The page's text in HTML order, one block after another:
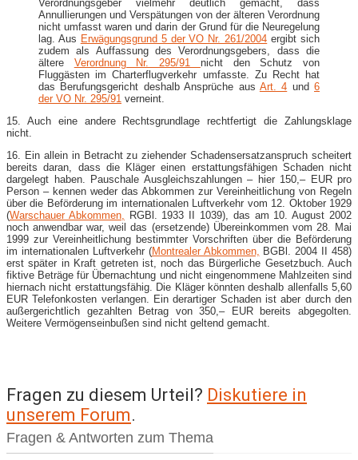
Verordnungsgeber vielmehr deutlich gemacht, dass
Annullierungen und Verspätungen von der älteren Verordnung
nicht umfasst waren und darin der Grund für die Neuregelung
lag. Aus Erwägungsgrund 5 der VO Nr. 261/2004 ergibt sich
zudem als Auffassung des Verordnungsgebers, dass die
ältere Verordnung Nr. 295/91 nicht den Schutz von
Fluggästen im Charterflugverkehr umfasste. Zu Recht hat
das Berufungsgericht deshalb Ansprüche aus Art. 4 und 6
der VO Nr. 295/91 verneint.
15. Auch eine andere Rechtsgrundlage rechtfertigt die Zahlungsklage
nicht.
16. Ein allein in Betracht zu ziehender Schadensersatzanspruch scheitert
bereits daran, dass die Kläger einen erstattungsfähigen Schaden nicht
dargelegt haben. Pauschale Ausgleichszahlungen – hier 150,– EUR pro
Person – kennen weder das Abkommen zur Vereinheitlichung von Regeln
über die Beförderung im internationalen Luftverkehr vom 12. Oktober 1929
(Warschauer Abkommen,
RGBl. 1933 II 1039), das am 10. August 2002
noch anwendbar war, weil das (ersetzende) Übereinkommen vom 28. Mai
1999 zur Vereinheitlichung bestimmter Vorschriften über die Beförderung
im internationalen Luftverkehr (Montrealer Abkommen, BGBl. 2004 II 458)
erst später in Kraft getreten ist, noch das Bürgerliche Gesetzbuch. Auch
fiktive Beträge für Übernachtung und nicht eingenommene Mahlzeiten sind
hiernach nicht erstattungsfähig. Die Kläger könnten deshalb allenfalls 5,60
EUR Telefonkosten verlangen. Ein derartiger Schaden ist aber durch den
außergerichtlich gezahlten Betrag von 350,– EUR bereits abgegolten.
Weitere Vermögenseinbußen sind nicht geltend gemacht.
Fragen zu diesem Urteil? Diskutiere in
unserem Forum.
Fragen & Antworten zum Thema